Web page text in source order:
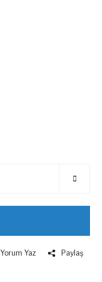
Yorum Yaz Paylaş